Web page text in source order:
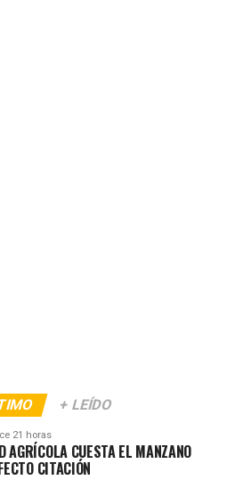
+ LEÍDO
21 horas
AGRÍCOLA CUESTA EL MANZANO
CITACIÓN